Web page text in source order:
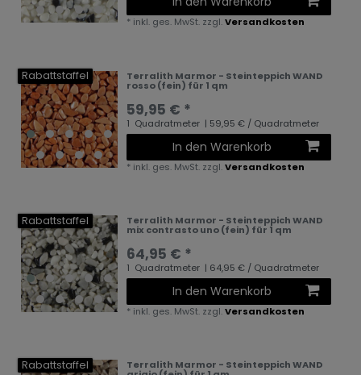
* inkl. ges. MwSt. zzgl.Versandkosten
Rabattstaffel Terralith Marmor - Steinteppich WAND
rosso (fein) für 1 qm
59,95 € *
1 Quadratmeter | 59,95 € / Quadratmeter
In den Warenkorb
* inkl. ges. MwSt. zzgl.Versandkosten
Rabattstaffel Terralith Marmor - Steinteppich WAND
mix contrasto uno (fein) für 1 qm
64,95 € *
1 Quadratmeter | 64,95 € / Quadratmeter
In den Warenkorb
* inkl. ges. MwSt. zzgl.Versandkosten
Rabattstaffel Terralith Marmor - Steinteppich WAND